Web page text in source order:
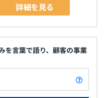
詳細を見る
を言葉で語り、顧客の事業